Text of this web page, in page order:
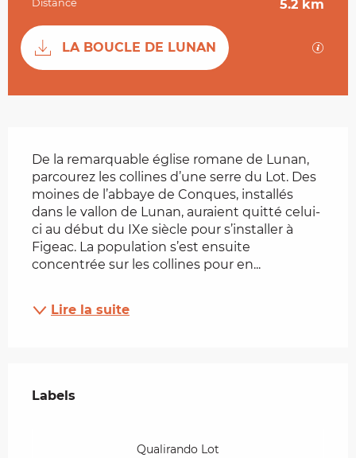
Distance 5.2 km
Documentation
LA BOUCLE DE LUNAN
De la remarquable église romane de Lunan,
parcourez les collines d’une serre du Lot. Des
moines de l’abbaye de Conques, installés
dans le vallon de Lunan, auraient quitté celui-
ci au début du IXe siècle pour s’installer à
Figeac. La population s’est ensuite
concentrée sur les collines pour en...
Lire la suite
Labels
Labels
Qualirando Lot